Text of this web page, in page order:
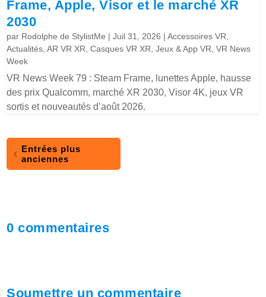
Frame, Apple, Visor et le marché XR
2030
par Rodolphe de StylistMe |Juil 31, 2026 |Accessoires VR
Actualités ,AR VR XR ,Casques VR XR ,Jeux & App VR ,VR News
Week
VR News Week 79 : Steam Frame, lunettes Apple, hausse
des prix Qualcomm, marché XR 2030, Visor 4K, jeux VR
sortis et nouveautés d’août 2026.
Entrées plus
anciennes
0 commentaires
Soumettre un commentaire